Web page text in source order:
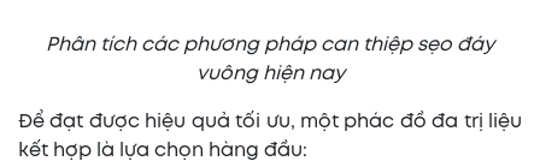
Phân tích các phương pháp can thiệp sẹo đáy
vuông hiện nay
Để đạt được hiệu quả tối ưu, một phác đồ đa trị liệu
kết hợp là lựa chọn hàng đầu: